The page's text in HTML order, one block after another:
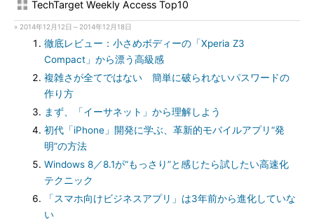
TechTarget Weekly Access Top10
» 2014年12月12日～2014年12月18日
徹底レビュー：小さめボディーの「Xperia Z3
Compact」から漂う高級感
複雑さが全てではない 簡単に破られないパスワードの
作り方
まず、「イーサネット」から理解しよう
初代「iPhone」開発に学ぶ、革新的モバイルアプリ“発
明”の方法
Windows 8／8.1が“もっさり”と感じたら試したい高速化
テクニック
「スマホ向けビジネスアプリ」は3年前から進化していな
い